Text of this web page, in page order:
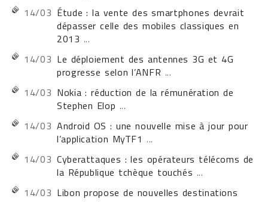
14/03 Étude : la vente des smartphones devrait
dépasser celle des mobiles classiques en
2013 ...
14/03 Le déploiement des antennes 3G et 4G
progresse selon l’ANFR ...
14/03 Nokia : réduction de la rémunération de
Stephen Elop ...
14/03 Android OS : une nouvelle mise à jour pour
l’application MyTF1 ...
14/03 Cyberattaques : les opérateurs télécoms de
la République tchèque touchés ...
14/03 Libon propose de nouvelles destinations